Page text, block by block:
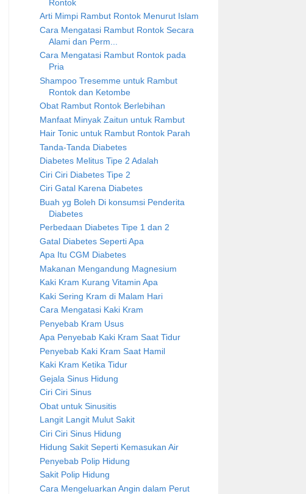
Rontok
Arti Mimpi Rambut Rontok Menurut Islam
Cara Mengatasi Rambut Rontok Secara
Alami dan Perm...
Cara Mengatasi Rambut Rontok pada
Pria
Shampoo Tresemme untuk Rambut
Rontok dan Ketombe
Obat Rambut Rontok Berlebihan
Manfaat Minyak Zaitun untuk Rambut
Hair Tonic untuk Rambut Rontok Parah
Tanda-Tanda Diabetes
Diabetes Melitus Tipe 2 Adalah
Ciri Ciri Diabetes Tipe 2
Ciri Gatal Karena Diabetes
Buah yg Boleh Di konsumsi Penderita
Diabetes
Perbedaan Diabetes Tipe 1 dan 2
Gatal Diabetes Seperti Apa
Apa Itu CGM Diabetes
Makanan Mengandung Magnesium
Kaki Kram Kurang Vitamin Apa
Kaki Sering Kram di Malam Hari
Cara Mengatasi Kaki Kram
Penyebab Kram Usus
Apa Penyebab Kaki Kram Saat Tidur
Penyebab Kaki Kram Saat Hamil
Kaki Kram Ketika Tidur
Gejala Sinus Hidung
Ciri Ciri Sinus
Obat untuk Sinusitis
Langit Langit Mulut Sakit
Ciri Ciri Sinus Hidung
Hidung Sakit Seperti Kemasukan Air
Penyebab Polip Hidung
Sakit Polip Hidung
Cara Mengeluarkan Angin dalam Perut